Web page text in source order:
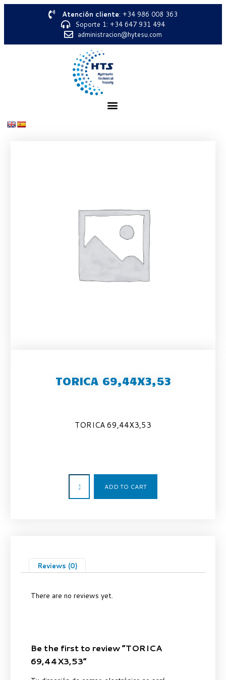
Atención cliente: +34 986 008 363
Soporte 1: +34 647 931 494
administracion@hytesu.com
TORICA 69,44X3,53
TORICA 69,44X3,53
ADD TO CART
Reviews (0)
There are no reviews yet.
Be the first to review “TORICA
69,44X3,53”